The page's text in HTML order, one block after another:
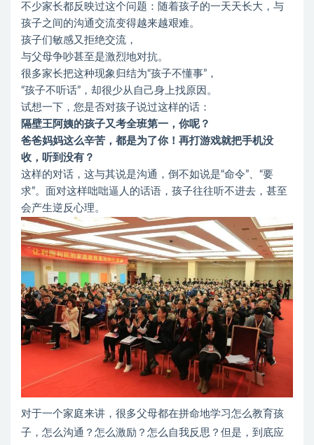
不少家长都反映过这个问题：随着孩子的一天天长大，与
孩子之间的沟通交流变得越来越艰难。
孩子们敏感又拒绝交流，
与父母争吵甚至是激烈地对抗。
很多家长把这种现象归结为“孩子不懂事”，
“孩子不听话”，却很少从自己身上找原因。
试想一下，您是否对孩子说过这样的话：
隔壁王阿姨的孩子又考全班第一，你呢？
爸爸妈妈这么辛苦，都是为了你！ 再打游戏就把手机没
收，听到没有？
这样的对话，这与其说是沟通，倒不如说是“命令”、“要
求”。面对这样咄咄逼人的话语，孩子往往听不进去，甚至
会产生逆反心理。
对于一个家庭来讲，很多父母都在拼命地学习怎么教育孩
子，怎么沟通？怎么激励？怎么自我反思？但是，到底应